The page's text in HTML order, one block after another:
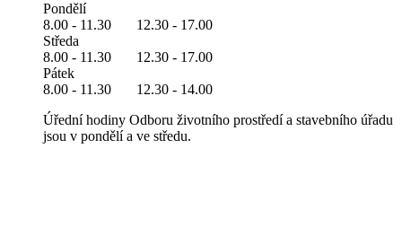
Pondělí
8.00 - 11.30 12.30 - 17.00
Středa
8.00 - 11.30 12.30 - 17.00
Pátek
8.00 - 11.30 12.30 - 14.00
Úřední hodiny Odboru životního prostředí a stavebního úřadu
jsou v pondělí a ve středu.